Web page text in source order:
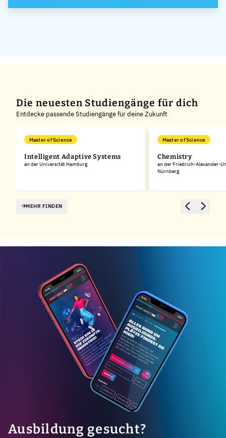
Die neuesten Studiengänge für dich
Entdecke passende Studiengänge für deine Zukunft
Master of Science
Intelligent Adaptive Systems
an der Universität Hamburg
Master of Science
Chemistry
an der Friedrich-Alexander-
Nürnberg
MEHR FINDEN
Ausbildung gesucht?